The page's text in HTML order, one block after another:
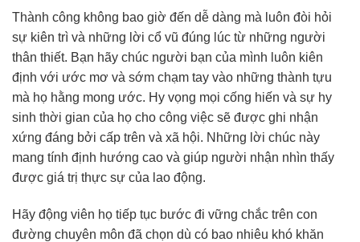
Thành công không bao giờ đến dễ dàng mà luôn đòi hỏi
sự kiên trì và những lời cổ vũ đúng lúc từ những người
thân thiết. Bạn hãy chúc người bạn của mình luôn kiên
định với ước mơ và sớm chạm tay vào những thành tựu
mà họ hằng mong ước. Hy vọng mọi cống hiến và sự hy
sinh thời gian của họ cho công việc sẽ được ghi nhận
xứng đáng bởi cấp trên và xã hội. Những lời chúc này
mang tính định hướng cao và giúp người nhận nhìn thấy
được giá trị thực sự của lao động.
Hãy động viên họ tiếp tục bước đi vững chắc trên con
đường chuyên môn đã chọn dù có bao nhiêu khó khăn